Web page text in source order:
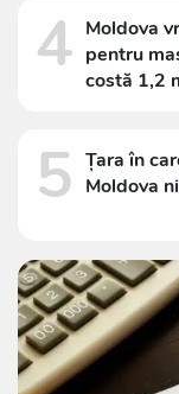
4 Moldova
pentru
costă 1,2
5 Țara în
Moldova